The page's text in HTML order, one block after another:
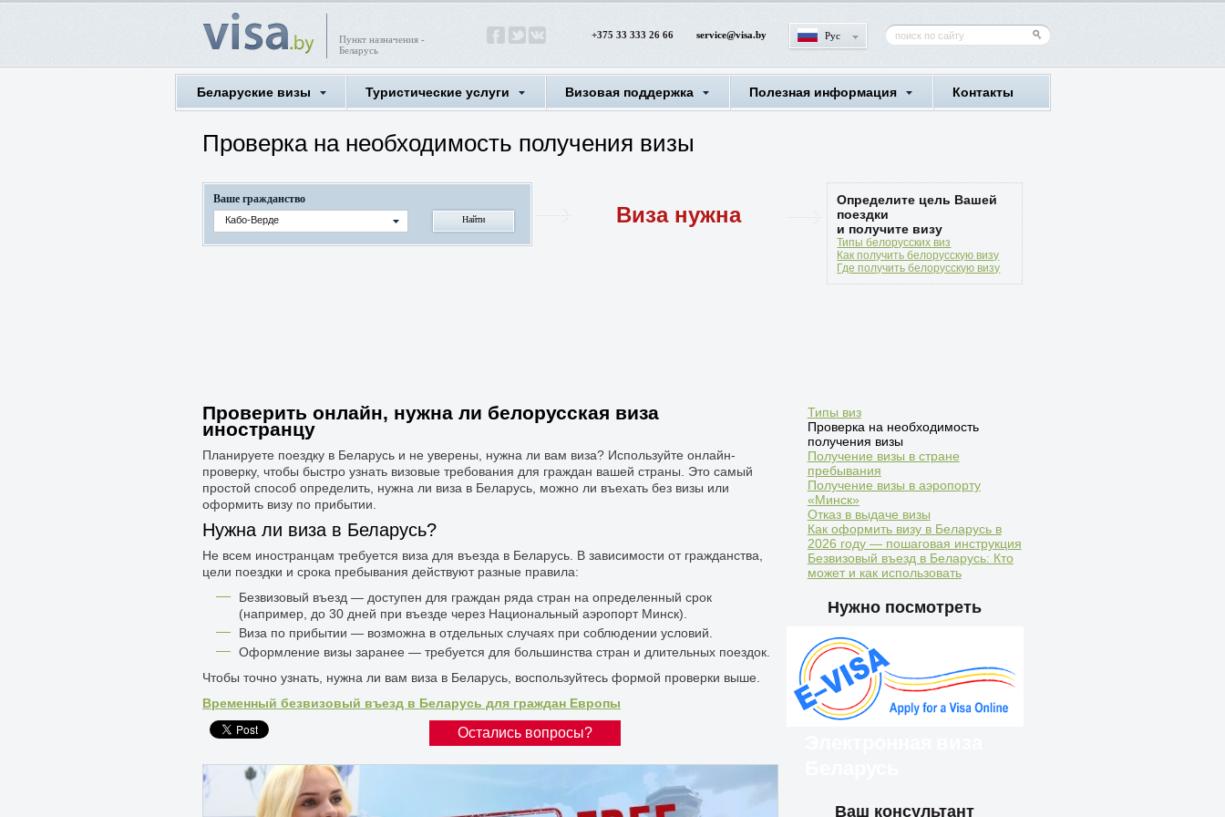
Пункт назначения -
Беларусь
+375 33 333 26 66 service@visa.by Рус
Беларуские визы Туристические услуги Визовая поддержка Полезная информация Контакты
Проверка на необходимость получения визы
Ваше гражданство
Кабо-Верде Виза нужна
Определите цель Вашей
поездки
и получите визу
Типы белорусских виз
Как получить белорусскую визу
Где получить белорусскую визу
Проверить онлайн, нужна ли белорусская виза
иностранцу
Планируете поездку в Беларусь и не уверены, нужна ли вам виза? Используйте онлайн-
проверку, чтобы быстро узнать визовые требования для граждан вашей страны. Это самый
простой способ определить, нужна ли виза в Беларусь, можно ли въехать без визы или
оформить визу по прибытии.
Нужна ли виза в Беларусь?
Не всем иностранцам требуется виза для въезда в Беларусь. В зависимости от гражданства,
цели поездки и срока пребывания действуют разные правила:
Безвизовый въезд — доступен для граждан ряда стран на определенный срок
(например, до 30 дней при въезде через Национальный аэропорт Минск).
Виза по прибытии — возможна в отдельных случаях при соблюдении условий.
Оформление визы заранее — требуется для большинства стран и длительных поездок.
Чтобы точно узнать, нужна ли вам виза в Беларусь, воспользуйтесь формой проверки выше.
Временный безвизовый въезд в Беларусь для граждан Европы
Остались вопросы?
Типы виз
Проверка на необходимость
получения визы
Получение визы в стране
пребывания
Получение визы в аэропорту
«Минск»
Отказ в выдаче визы
Как оформить визу в Беларусь в
2026 году — пошаговая инструкция
Безвизовый въезд в Беларусь: Кто
может и как использовать
Нужно посмотреть
Ваш консультант